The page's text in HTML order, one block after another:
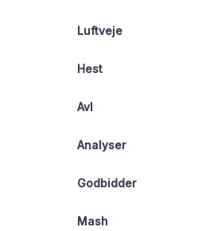
Luftveje
Hest
Avl
Analyser
Godbidder
Mash